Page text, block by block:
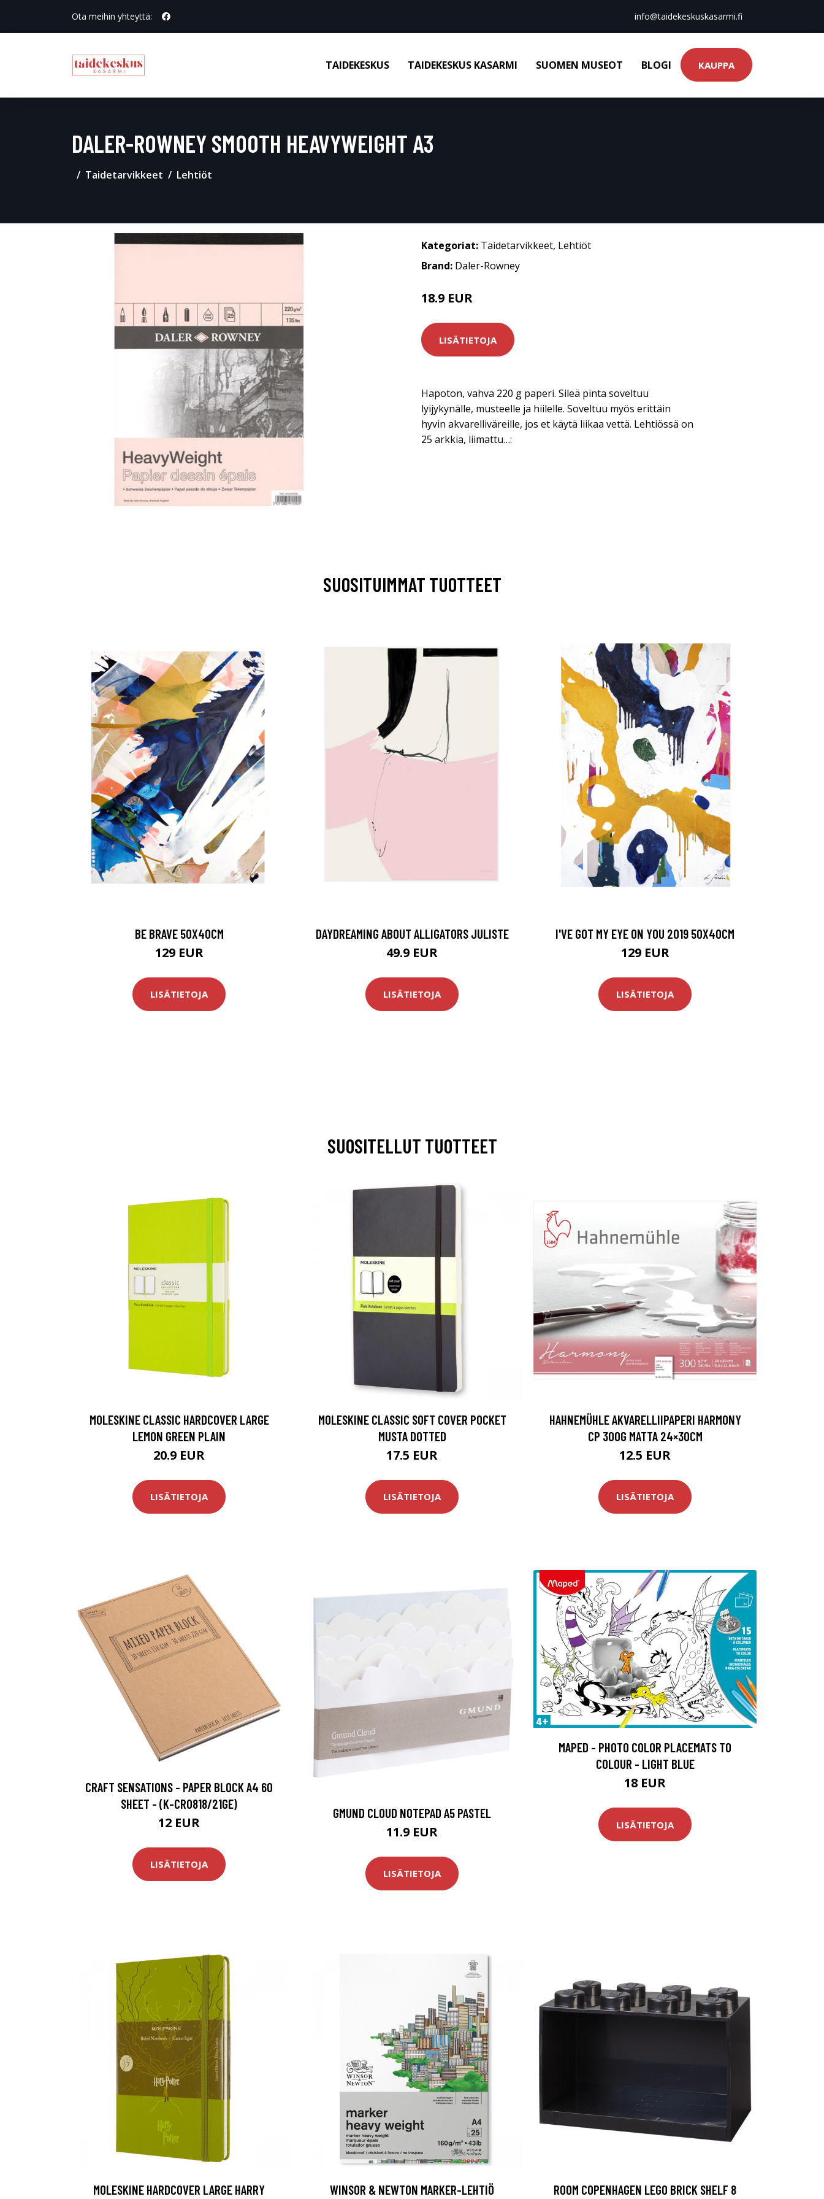
Ota meihin yhteyttä: info@taidekeskuskasarmi.fi
TAIDEKESKUS TAIDEKESKUS KASARMI SUOMEN MUSEOT BLOGI KAUPPA
DALER-ROWNEY SMOOTH HEAVYWEIGHT A3
Taidetarvikkeet Lehtiöt
Kategoriat: Taidetarvikkeet, Lehtiöt
Brand: Daler-Rowney
18.9 EUR
LISÄTIETOJA
Hapoton, vahva 220 g paperi. Sileä pinta soveltuu
lyijykynälle, musteelle ja hiilelle. Soveltuu myös erittäin
hyvin akvarelliväreille, jos et käytä liikaa vettä. Lehtiössä on
25 arkkia, liimattu…:
SUOSITUIMMAT TUOTTEET
BE BRAVE 50X40CM
129 EUR
LISÄTIETOJA
DAYDREAMING ABOUT ALLIGATORS JULISTE
49.9 EUR
LISÄTIETOJA
I'VE GOT MY EYE ON YOU 2019 50X40CM
129 EUR
LISÄTIETOJA
SUOSITELLUT TUOTTEET
MOLESKINE CLASSIC HARDCOVER LARGE
LEMON GREEN PLAIN
20.9 EUR
LISÄTIETOJA
MOLESKINE CLASSIC SOFT COVER POCKET
MUSTA DOTTED
17.5 EUR
LISÄTIETOJA
HAHNEMÜHLE AKVARELLIIPAPERI HARMONY
CP 300G MATTA 24×30CM
12.5 EUR
LISÄTIETOJA
CRAFT SENSATIONS - PAPER BLOCK A4 60
SHEET - (K-CR0818/21GE)
12 EUR
LISÄTIETOJA
GMUND CLOUD NOTEPAD A5 PASTEL
11.9 EUR
LISÄTIETOJA
MAPED - PHOTO COLOR PLACEMATS TO
COLOUR - LIGHT BLUE
18 EUR
LISÄTIETOJA
MOLESKINE HARDCOVER LARGE HARRY
WINSOR & NEWTON MARKER-LEHTIÖ
ROOM COPENHAGEN LEGO BRICK SHELF 8